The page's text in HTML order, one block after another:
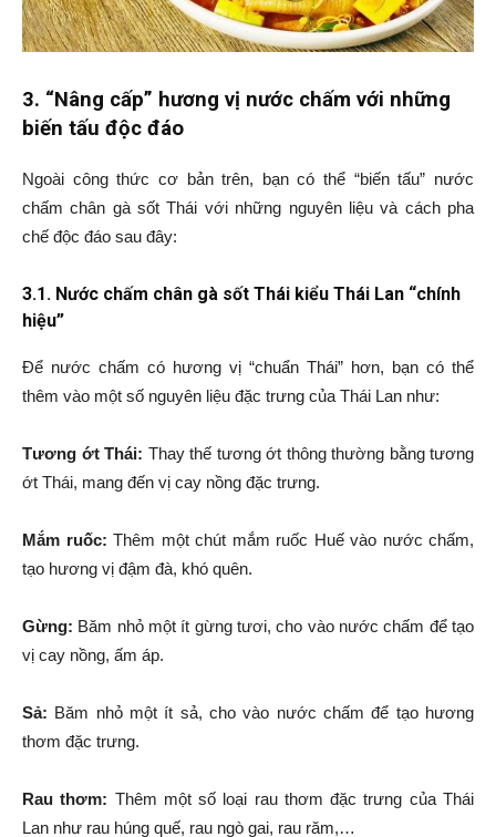
3. “Nâng cấp” hương vị nước chấm với những
biến tấu độc đáo
Ngoài công thức cơ bản trên, bạn có thể “biến tấu” nước
chấm chân gà sốt Thái với những nguyên liệu và cách pha
chế độc đáo sau đây:
3.1. Nước chấm chân gà sốt Thái kiểu Thái Lan “chính
hiệu”
Để nước chấm có hương vị “chuẩn Thái” hơn, bạn có thể
thêm vào một số nguyên liệu đặc trưng của Thái Lan như:
Tương ớt Thái: Thay thế tương ớt thông thường bằng tương
ớt Thái, mang đến vị cay nồng đặc trưng.
Mắm ruốc: Thêm một chút mắm ruốc Huế vào nước chấm,
tạo hương vị đậm đà, khó quên.
Gừng: Băm nhỏ một ít gừng tươi, cho vào nước chấm để tạo
vị cay nồng, ấm áp.
Sả: Băm nhỏ một ít sả, cho vào nước chấm để tạo hương
thơm đặc trưng.
Rau thơm: Thêm một số loại rau thơm đặc trưng của Thái
Lan như rau húng quế, rau ngò gai, rau răm,…